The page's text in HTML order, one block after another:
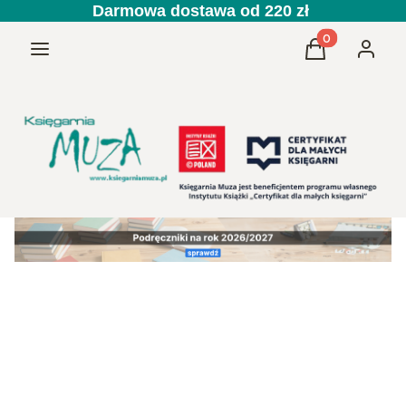
Darmowa dostawa od 220 zł
Menu Produkty w
Koszyk